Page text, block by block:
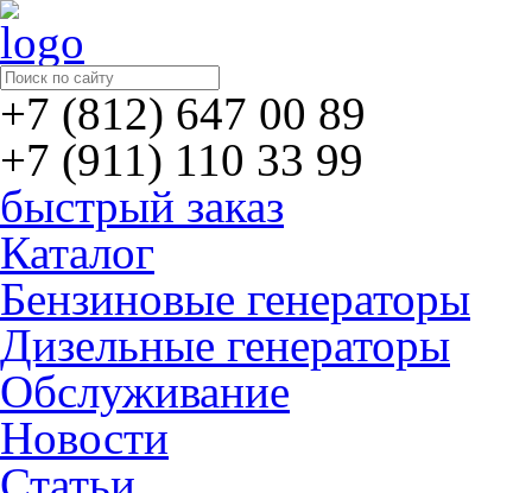
+7 (812) 647 00 89
+7 (911) 110 33 99
быстрый заказ
Каталог
Бензиновые генераторы
Дизельные генераторы
Обслуживание
Новости